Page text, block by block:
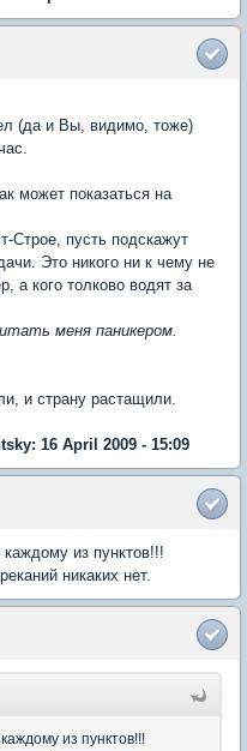
(да и Вы, видимо, тоже)
может показаться на
Строе, пусть подскажут
Это никого ни к чему не
а кого толково водят за
меня паникером.
и страну растащили.
16 April 2009 - 15:09
каждому из пунктов!!!
никаких нет.
из пунктов!!!